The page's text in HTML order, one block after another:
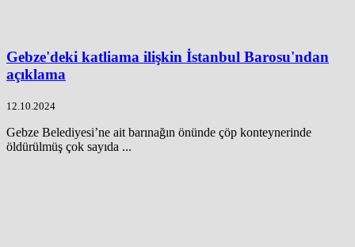
Gebze'deki katliama ilişkin İstanbul Barosu'ndan
açıklama
12.10.2024
Gebze Belediyesi’ne ait barınağın önünde çöp konteynerinde
öldürülmüş çok sayıda ...